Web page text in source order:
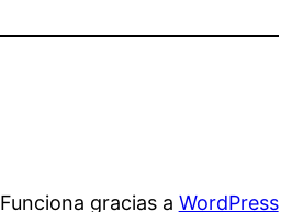
Funciona gracias a WordPress